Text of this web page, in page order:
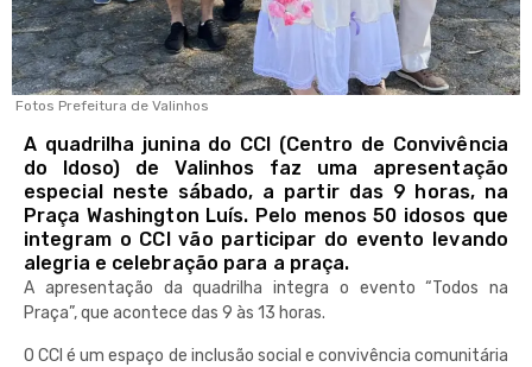
Fotos Prefeitura de Valinhos
A quadrilha junina do CCI (Centro de Convivência
do Idoso) de Valinhos faz uma apresentação
especial neste sábado, a partir das 9 horas, na
Praça Washington Luís. Pelo menos 50 idosos que
integram o CCI vão participar do evento levando
alegria e celebração para a praça.
A apresentação da quadrilha integra o evento “Todos na
Praça”, que acontece das 9 às 13 horas.
O CCI é um espaço de inclusão social e convivência comunitária